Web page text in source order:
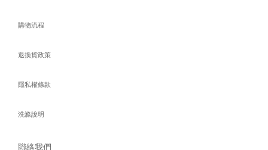
購物流程
退換貨政策
隱私權條款
洗滌說明
聯絡我們